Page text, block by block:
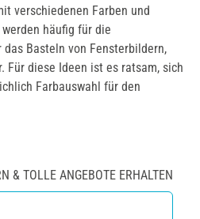
verschiedenen Farben und
häufig für die
Basteln von Fensterbildern,
Für diese Ideen ist es ratsam, sich
Farbauswahl für den
& TOLLE ANGEBOTE ERHALTEN